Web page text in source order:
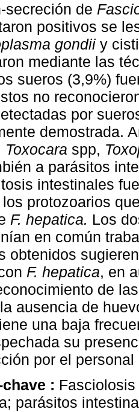
secreción de
positivos se
gondii y
mediante las
sueros (3,9%)
no
por
demostrada.
Toxocara spp,
a parásitos
intestinales
protozoarios
F. hepatica. Los
en común
obtenidos
F. hepatica, en
de
ausencia de
una baja
su
por el
:
parásitos